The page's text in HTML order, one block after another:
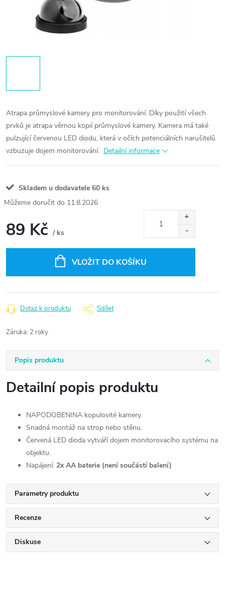
Atrapa průmyslové kamery pro monitorování. Díky použití všech
prvků je atrapa věrnou kopií průmyslové kamery. Kamera má také
pulzující červenou LED diodu, která v očích potenciálních narušitelů
vzbuzuje dojem monitorování. Detailní informace
Skladem u dodavatele 60 ks
11.8.2026
89 Kč / ks
VLOŽIT DO KOŠÍKU
Dotaz k produktu Sdílet
Záruka: 2 roky
Popis produktu
Detailní popis produktu
NAPODOBENINA kopulovité kamery.
Snadná montáž na strop nebo stěnu.
Červená LED dioda vytváří dojem monitorovacího systému na
objektu.
Napájení: 2x AA baterie (není součástí balení)
Parametry produktu
Recenze
Diskuse